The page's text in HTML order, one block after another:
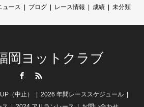
ュース ブログ レース情報 成績 未分類
岡ヨットクラブ
（中止）
2026 年間レーススケジュール